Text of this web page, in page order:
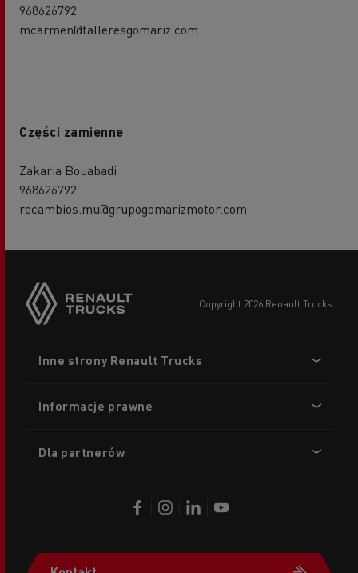
968626792
mcarmen@talleresgomariz.com
Części zamienne
Zakaria Bouabadi
968626792
recambios.mu@grupogomarizmotor.com
copyright 2026 Renault Trucks
menu
Inne strony Renault Trucks
Informacje prawne
Dla partnerów